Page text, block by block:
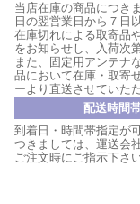
当店在庫の商品につき
日の翌営業日から７日
在庫切れによる取寄品
をお知らせし、入荷次
また、固定用アンテナ
品において在庫・取寄
ーより直送させていた
配送時間
到着日・時間帯指定が
つきましては、運送会
ご注文時にご指示下さい